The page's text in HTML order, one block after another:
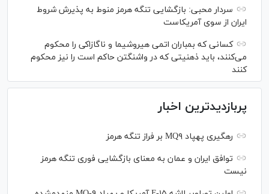
سردار محبی: بازگشایی تنگه هرمز منوط به پذیرش شروط
ایران از سوی آمریکاست
کسانی که بمباران اتمی هیروشیما و ناگازاکی را محکوم
می‌کنند، باید ذهنیتی که در واشنگتن حاکم است را نیز محکوم
کنند
پربازدیدترین اخبار
رهگیری پهپاد MQ۹ بر فراز تنگه هرمز
توافق ایران و عمان به معنای بازگشایی فوری تنگه هرمز
نیست